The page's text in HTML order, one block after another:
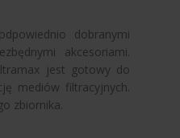
dobranymi
akcesoriami.
jest gotowy do
mediów filtracyjnych.
zbiornika.